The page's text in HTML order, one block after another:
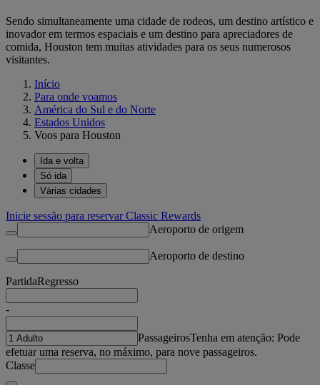
Sendo simultaneamente uma cidade de rodeos, um destino artístico e
inovador em termos espaciais e um destino para apreciadores de
comida, Houston tem muitas atividades para os seus numerosos
visitantes.
Início
Para onde voamos
América do Sul e do Norte
Estados Unidos
Voos para Houston
Ida e volta
Só ida
Várias cidades
Inicie sessão para reservar Classic Rewards
Aeroporto de origem
Aeroporto de destino
PartidaRegresso
-
PassageirosTenha em atenção: Pode
efetuar uma reserva, no máximo, para nove passageiros.
Classe